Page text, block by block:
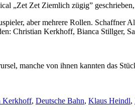
„Zet Zet Ziemlich zügig”
aber mehrere Rollen. Schaffner
Christian Kerkhoff, Bianca Stillger,
manche von ihnen kannten das
Kerkhoff, Deutsche Bahn, Klaus Heindl,